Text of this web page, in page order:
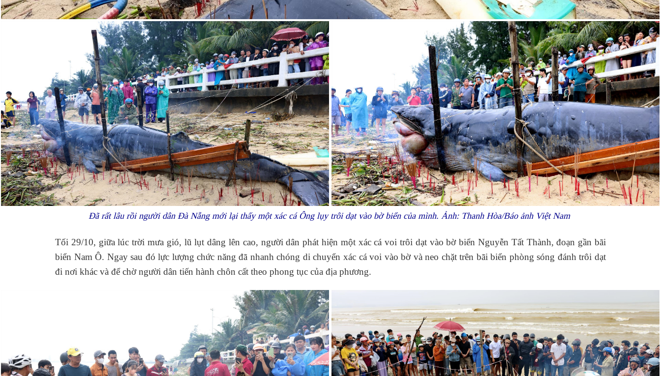
Đã rất lâu rồi người dân Đà Nẵng mới lại thấy một xác cá Ông lụy trôi dạt vào bờ biển của mình. Ảnh: Thanh Hòa/Báo ảnh Việt Nam
Tối 29/10, giữa lúc trời mưa gió, lũ lụt dâng lên cao, người dân phát hiện một xác cá voi trôi dạt vào bờ biển Nguyễn Tất Thành, đoạn gần bãi
biển Nam Ô. Ngay sau đó lực lượng chức năng đã nhanh chóng di chuyển xác cá voi vào bờ và neo chặt trên bãi biển phòng sóng đánh trôi dạt
đi nơi khác và để chờ người dân tiến hành chôn cất theo phong tục của địa phương.